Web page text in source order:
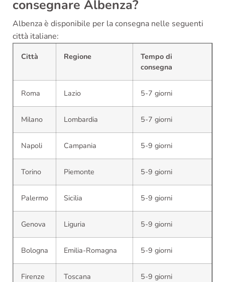
consegnare Albenza?
Albenza è disponibile per la consegna nelle seguenti
città italiane:
Città Regione
Tempo di
consegna
Roma Lazio 5-7 giorni
Milano Lombardia 5-7 giorni
Napoli Campania 5-9 giorni
Torino Piemonte 5-9 giorni
Palermo Sicilia 5-9 giorni
Genova Liguria 5-9 giorni
Bologna Emilia-Romagna 5-9 giorni
Firenze Toscana 5-9 giorni